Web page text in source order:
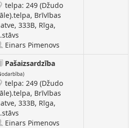
telpa: 249 (Džudo
Brīvības
333B, Rīga,
Einars Pimenovs
Pašaizsardzība
telpa: 249 (Džudo
Brīvības
333B, Rīga,
Einars Pimenovs